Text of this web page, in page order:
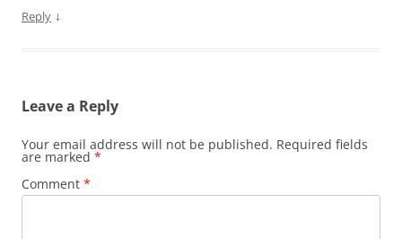
Reply ↓
Leave a Reply
Your email address will not be published. Required fields
are marked *
Comment *